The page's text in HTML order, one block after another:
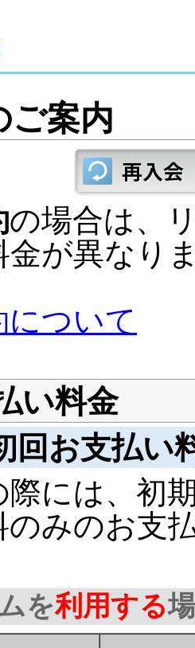
ご案内
の場合は、
金が異なり
ついて
い料金
回お支払い
には、初
のみのお支
を利用する